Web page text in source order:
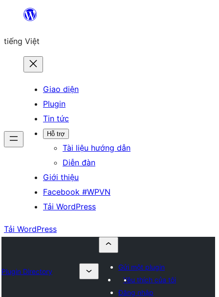
Chuyển
phần
tiếng Việt
Giao diện
Plugin
Tin tức
Hỗ trợ
Tài liệu hướng dẫn
Diễn đàn
Giới thiệu
Facebook #WPVN
Tải WordPress
Tải WordPress
Plugin Directory
Gửi một plugin
Yêu thích của tôi
Đăng nhập